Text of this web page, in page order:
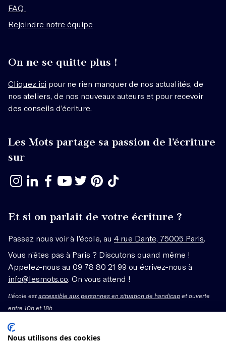
FAQ
Rejoindre notre équipe
On ne se quitte plus !
Cliquez ici pour ne rien manquer de nos actualités, de
nos ateliers, de nos nouveaux auteurs et pour recevoir
des conseils d’écriture.
Les Mots partage sa passion de l’écriture
sur
Et si on parlait de votre écriture ?
Passez nous voir à l’école, au 4 rue Dante, 75005 Paris
Vous n’êtes pas à Paris ? Discutons quand même !
Appelez-nous au 09 78 80 21 99 ou écrivez-nous à
info@lesmots.co . On vous attend !
L'école estaccessible aux personnes en situation de handicap et ouverte
entre 10h et 18h.
Mentions légales – CGV
Nous utilisons des cookies